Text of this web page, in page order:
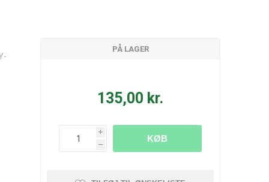
PÅ LAGER
135,00 kr.
i
h
KØB